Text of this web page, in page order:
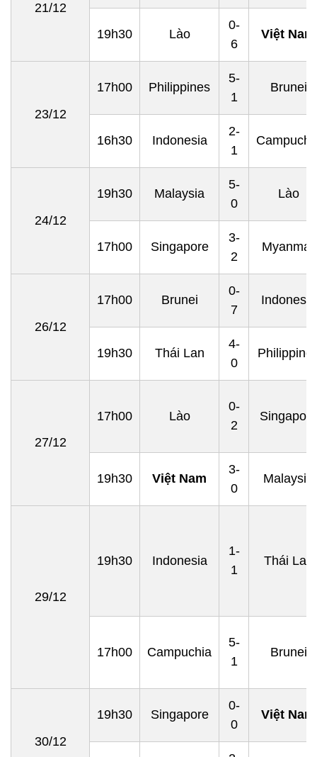
21/12
19h30 Lào
0-
6
Việt Nam
23/12
17h00 Philippines
5-
1
Brunei
16h30 Indonesia
2-
1
24/12
19h30 Malaysia
5-
0
Lào
17h00 Singapore
3-
2
Myanmar
26/12
17h00 Brunei
0-
7
Indonesia
19h30 Thái Lan
4-
0
27/12
17h00 Lào
0-
2
Singapore
19h30 Việt Nam
3-
0
Malaysia
29/12
19h30 Indonesia
1-
1
Thái Lan
17h00 Campuchia
5-
1
Brunei
30/12
19h30 Singapore
0-
0
Việt Nam